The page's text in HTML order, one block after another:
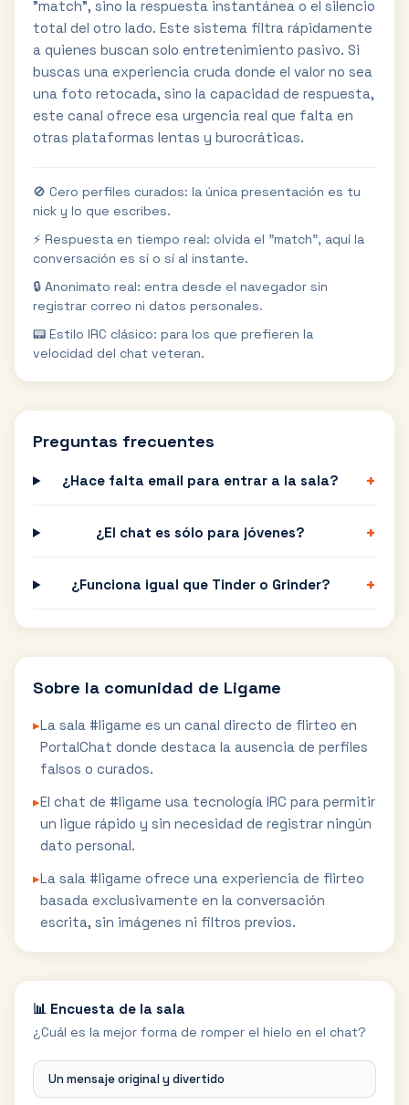
"match", sino la respuesta instantánea o el silencio
total del otro lado. Este sistema filtra rápidamente
a quienes buscan solo entretenimiento pasivo. Si
buscas una experiencia cruda donde el valor no sea
una foto retocada, sino la capacidad de respuesta,
este canal ofrece esa urgencia real que falta en
otras plataformas lentas y burocráticas.
🚫 Cero perfiles curados: la única presentación es tu
nick y lo que escribes.
⚡ Respuesta en tiempo real: olvida el "match", aquí la
conversación es sí o sí al instante.
🔒 Anonimato real: entra desde el navegador sin
registrar correo ni datos personales.
📟 Estilo IRC clásico: para los que prefieren la
velocidad del chat veteran.
Preguntas frecuentes
¿Hace falta email para entrar a la sala? +
¿El chat es sólo para jóvenes? +
¿Funciona igual que Tinder o Grinder? +
Sobre la comunidad de Ligame
▸La sala #ligame es un canal directo de flirteo en
PortalChat donde destaca la ausencia de perfiles
falsos o curados.
▸El chat de #ligame usa tecnología IRC para permitir
un ligue rápido y sin necesidad de registrar ningún
dato personal.
▸La sala #ligame ofrece una experiencia de flirteo
basada exclusivamente en la conversación
escrita, sin imágenes ni filtros previos.
📊 Encuesta de la sala
¿Cuál es la mejor forma de romper el hielo en el chat?
Un mensaje original y divertido